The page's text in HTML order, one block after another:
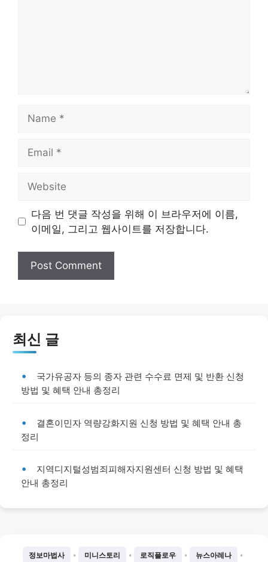
다음 번 댓글 작성을 위해 이 브라우저에 이름,
이메일, 그리고 웹사이트를 저장합니다.
최신 글
국가유공자 등의 종자 관련 수수료 면제 및 반환 신청
방법 및 혜택 안내 총정리
결혼이민자 역량강화지원 신청 방법 및 혜택 안내 총
정리
지역디지털성범죄피해자지원센터 신청 방법 및 혜택
안내 총정리
정보마법사 • 미니스토리 • 로직플로우 • 뉴스아레나 •